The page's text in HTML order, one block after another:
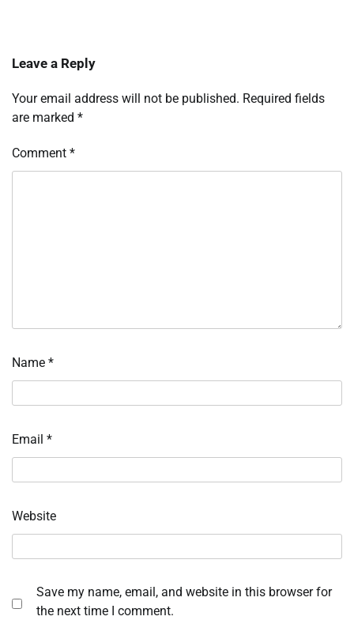
Leave a Reply
Your email address will not be published. Required fields
are marked *
Comment *
Name *
Email *
Website
Save my name, email, and website in this browser for
the next time I comment.